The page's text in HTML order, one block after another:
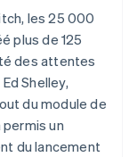
les 25 000
plus de 125
des attentes
Shelley,
du module de
un
du lancement